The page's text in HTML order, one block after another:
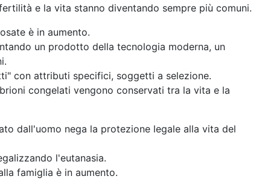
e la vita stanno diventando sempre più comuni.
è in aumento.
un prodotto della tecnologia moderna, un
con attributi specifici, soggetti a selezione.
congelati vengono conservati tra la vita e la
dall'uomo nega la protezione legale alla vita del
l'eutanasia.
famiglia è in aumento.